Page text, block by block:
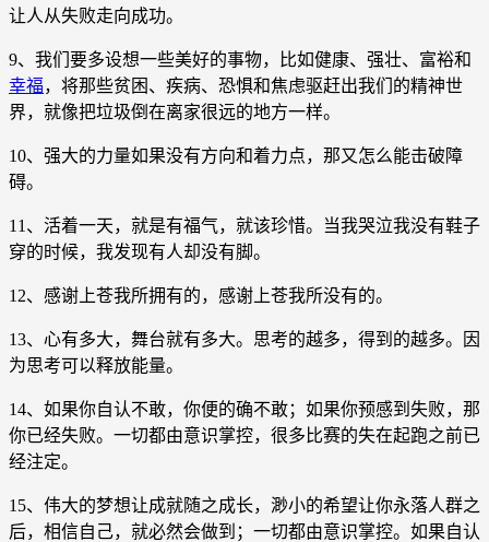
让人从失败走向成功。
9、我们要多设想一些美好的事物，比如健康、强壮、富裕和
幸福，将那些贫困、疾病、恐惧和焦虑驱赶出我们的精神世
界，就像把垃圾倒在离家很远的地方一样。
10、强大的力量如果没有方向和着力点，那又怎么能击破障
碍。
11、活着一天，就是有福气，就该珍惜。当我哭泣我没有鞋子
穿的时候，我发现有人却没有脚。
12、感谢上苍我所拥有的，感谢上苍我所没有的。
13、心有多大，舞台就有多大。思考的越多，得到的越多。因
为思考可以释放能量。
14、如果你自认不敢，你便的确不敢；如果你预感到失败，那
你已经失败。一切都由意识掌控，很多比赛的失在起跑之前已
经注定。
15、伟大的梦想让成就随之成长，渺小的希望让你永落人群之
后，相信自己，就必然会做到；一切都由意识掌控。如果自认